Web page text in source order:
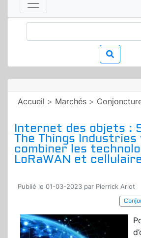
Accueil > Marchés >
Internet des objets :
The Things Industries
combiner les
LoRaWAN et
Publié le 01-03-2023 par Pierrick Arlot